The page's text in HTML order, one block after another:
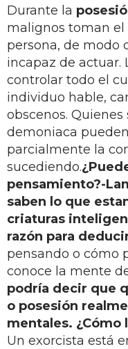
Durante la
malignos toman el
persona, de modo
incapaz de actuar.
controlar todo el
individuo hable,
obscenos.
demoniaca
parcialmente la
sucediendo.
pensamiento?-
saben lo que
criaturas
razón para deducir
pensando o cómo
conoce la mente
podría decir que
o posesión
mentales. ¿Cómo
Un exorcista está